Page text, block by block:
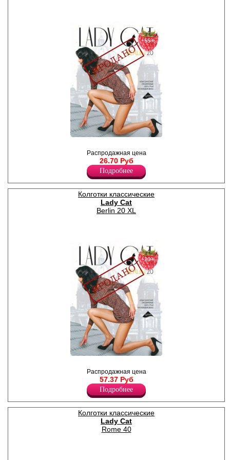
идеально облегающие ноги,
усиленный верх,
уплотненный мысок.
Плотность -1ден
Лайкра 12%
Полиамид 88%
−55%
Распродажная цена
26.70 Руб
Подробнее
Колготки классические
Lady Cat
Berlin 20 XL
тонкие, шелковистые,
идеально облегающие ноги,
усиленный верх,
уплотненный мысок.
Плотность -1ден
Лайкра 12%
Полиамид 88%
−20%
Распродажная цена
57.37 Руб
Подробнее
Колготки классические
Lady Cat
Rome 40